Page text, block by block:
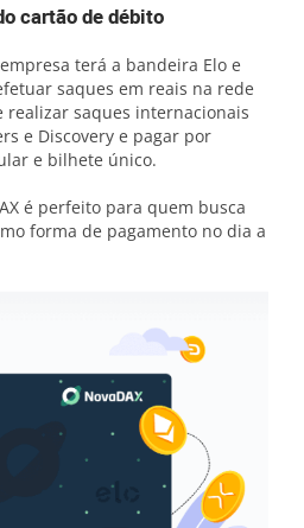
cartão de débito
terá a bandeira Elo e
saques em reais na rede
realizar saques internacionais
e Discovery e pagar por
e bilhete único.
é perfeito para quem busca
forma de pagamento no dia a